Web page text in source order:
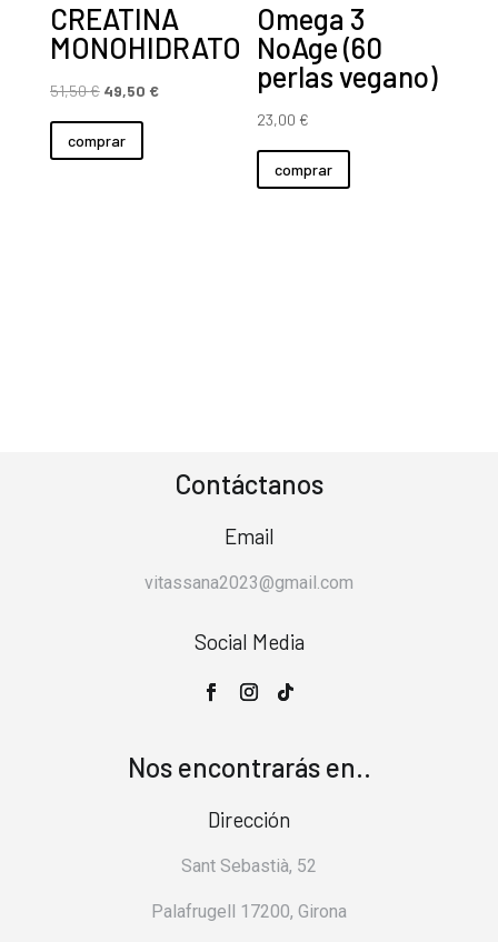
CREATINA
MONOHIDRATO
51,50€ El
precio
original
49,50 €El
comprar
Omega 3
NoAge (60
perlas vegano)
23,00 €
comprar
Contáctanos
Email
vitassana2023@gmail.com
Social Media
Nos encontrarás en..
Dirección
Sant Sebastià, 52
Palafrugell 17200, Girona